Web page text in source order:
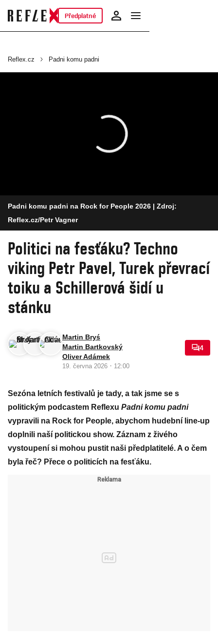
Předplatné
Reflex.cz Padni komu padni
Padni komu padni na Rock for People 2026 | Zdroj:
Reflex.cz/Petr Vagner
Politici na fesťáku? Techno
viking Petr Pavel, Turek převrací
toiku a Schillerová šidí u
stánku
Martin Bryś
Martin Bartkovský
Oliver Adámek
19. června 2026 · 12:00
4
Sezóna letních festivalů je tady, a tak jsme se s
politickým podcastem Reflexu Padni komu padni
vypravili na Rock for People, abychom hudební line-up
doplnili naší politickou show. Záznam z živého
vystoupení si mohou pustit naši předplatitelé. A o čem
byla řeč? Přece o politicích na fesťáku.